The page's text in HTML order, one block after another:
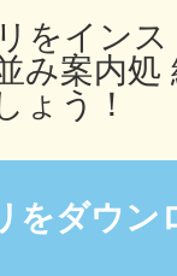
をイン
み案内処
ょう！
をダウン
厚木
八尾